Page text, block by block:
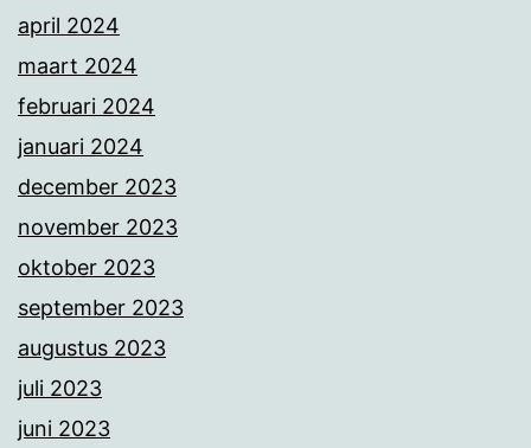
april 2024
maart 2024
februari 2024
januari 2024
december 2023
november 2023
oktober 2023
september 2023
augustus 2023
juli 2023
juni 2023